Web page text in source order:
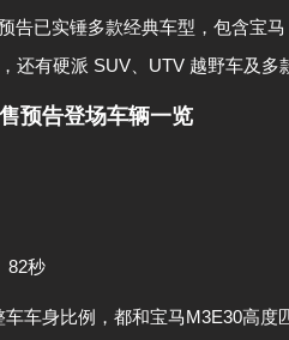
告已实锤多款经典车型，包含宝
还有硬派 SUV、UTV 越野车及多
预告登场车辆一览
82秒
车身比例，都和宝马M3E30高度